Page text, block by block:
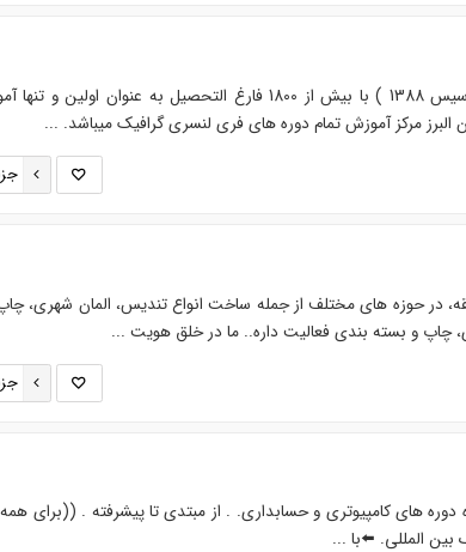
کالج اورست با بیش از 17 سال سابقه (تاسیس 1388 ) با بیش از 1800 فارغ التحصیل به عنوان اولین
مرکز آموزش تمام دوره های فری لنسری گرافیک میباشد. ...
تبلیغاتی لینک، با 10 سال سابقه، در حوزه های مختلف از جمله ساخت انواع تندیس، المان شهری،
چاپ و بسته بندی فعالیت داره.. ما در خلق هویت ...
دوره های کامپیوتری و حسابداری. . از مبتدی تا پیشرفته . ((برای
المللی. ⬅️با ...